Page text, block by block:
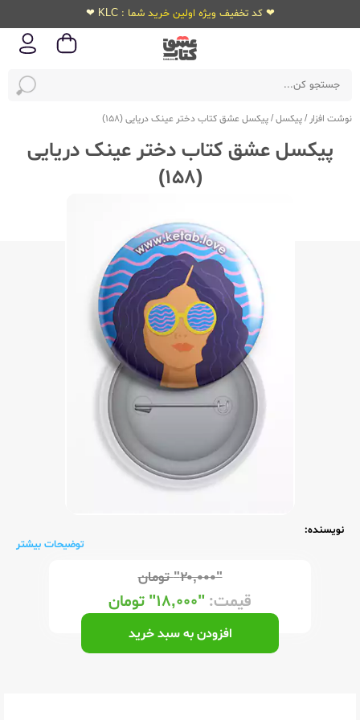
❤ کد تخفیف ویژه اولین خرید شما : KLC ❤
نوشت افزار /پیکسل/پیکسل عشق کتاب دختر عینک دریایی (158)
پیکسل عشق کتاب دختر عینک دریایی
(158)
نویسنده:
توضیحات بیشتر
"۲۰,۰۰۰" تومان
قیمت: "۱۸,۰۰۰" تومان
افزودن به سبد خرید